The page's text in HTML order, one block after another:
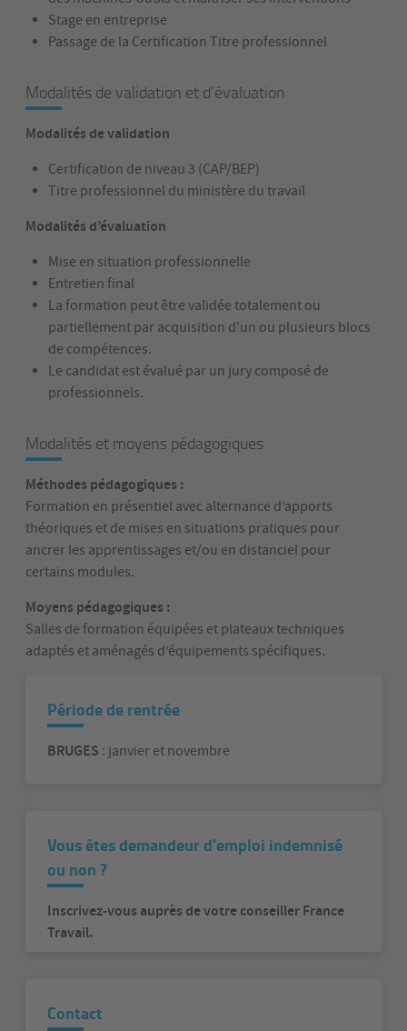
Stage en entreprise
Passage de la Certification Titre professionnel
Modalités de validation et d'évaluation
Modalités de validation
Certification de niveau 3 (CAP/BEP)
Titre professionnel du ministère du travail
Modalités d’évaluation
Mise en situation professionnelle
Entretien final
La formation peut être validée totalement ou
partiellement par acquisition d'un ou plusieurs blocs
de compétences.
Le candidat est évalué par un jury composé de
professionnels.
Modalités et moyens pédagogiques
Méthodes pédagogiques :
Formation en présentiel avec alternance d’apports
théoriques et de mises en situations pratiques pour
ancrer les apprentissages et/ou en distanciel pour
certains modules.
Moyens pédagogiques :
Salles de formation équipées et plateaux techniques
adaptés et aménagés d’équipements spécifiques.
Période de rentrée
BRUGES : janvier et novembre
Vous êtes demandeur d'emploi indemnisé
ou non ?
Inscrivez-vous auprès de votre conseiller France
Travail.
Contact